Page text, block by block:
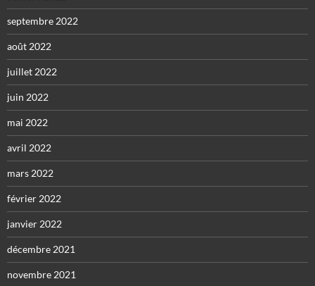
septembre 2022
août 2022
juillet 2022
juin 2022
mai 2022
avril 2022
mars 2022
février 2022
janvier 2022
décembre 2021
novembre 2021